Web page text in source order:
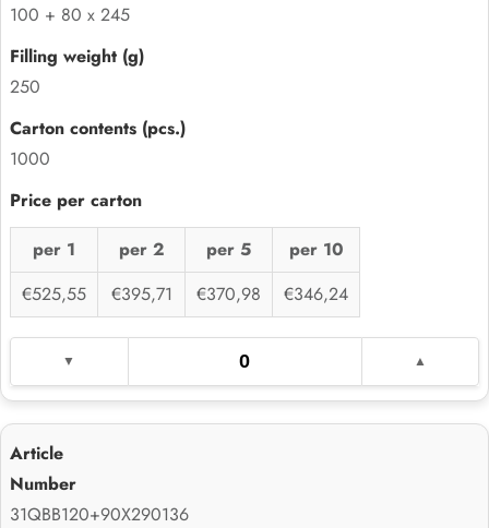
100 + 80 x 245
250
1000
per 1 per 2 per 5
per 10
€525,55
€395,71 €370,98 €346,24
31QBB120+90X290136